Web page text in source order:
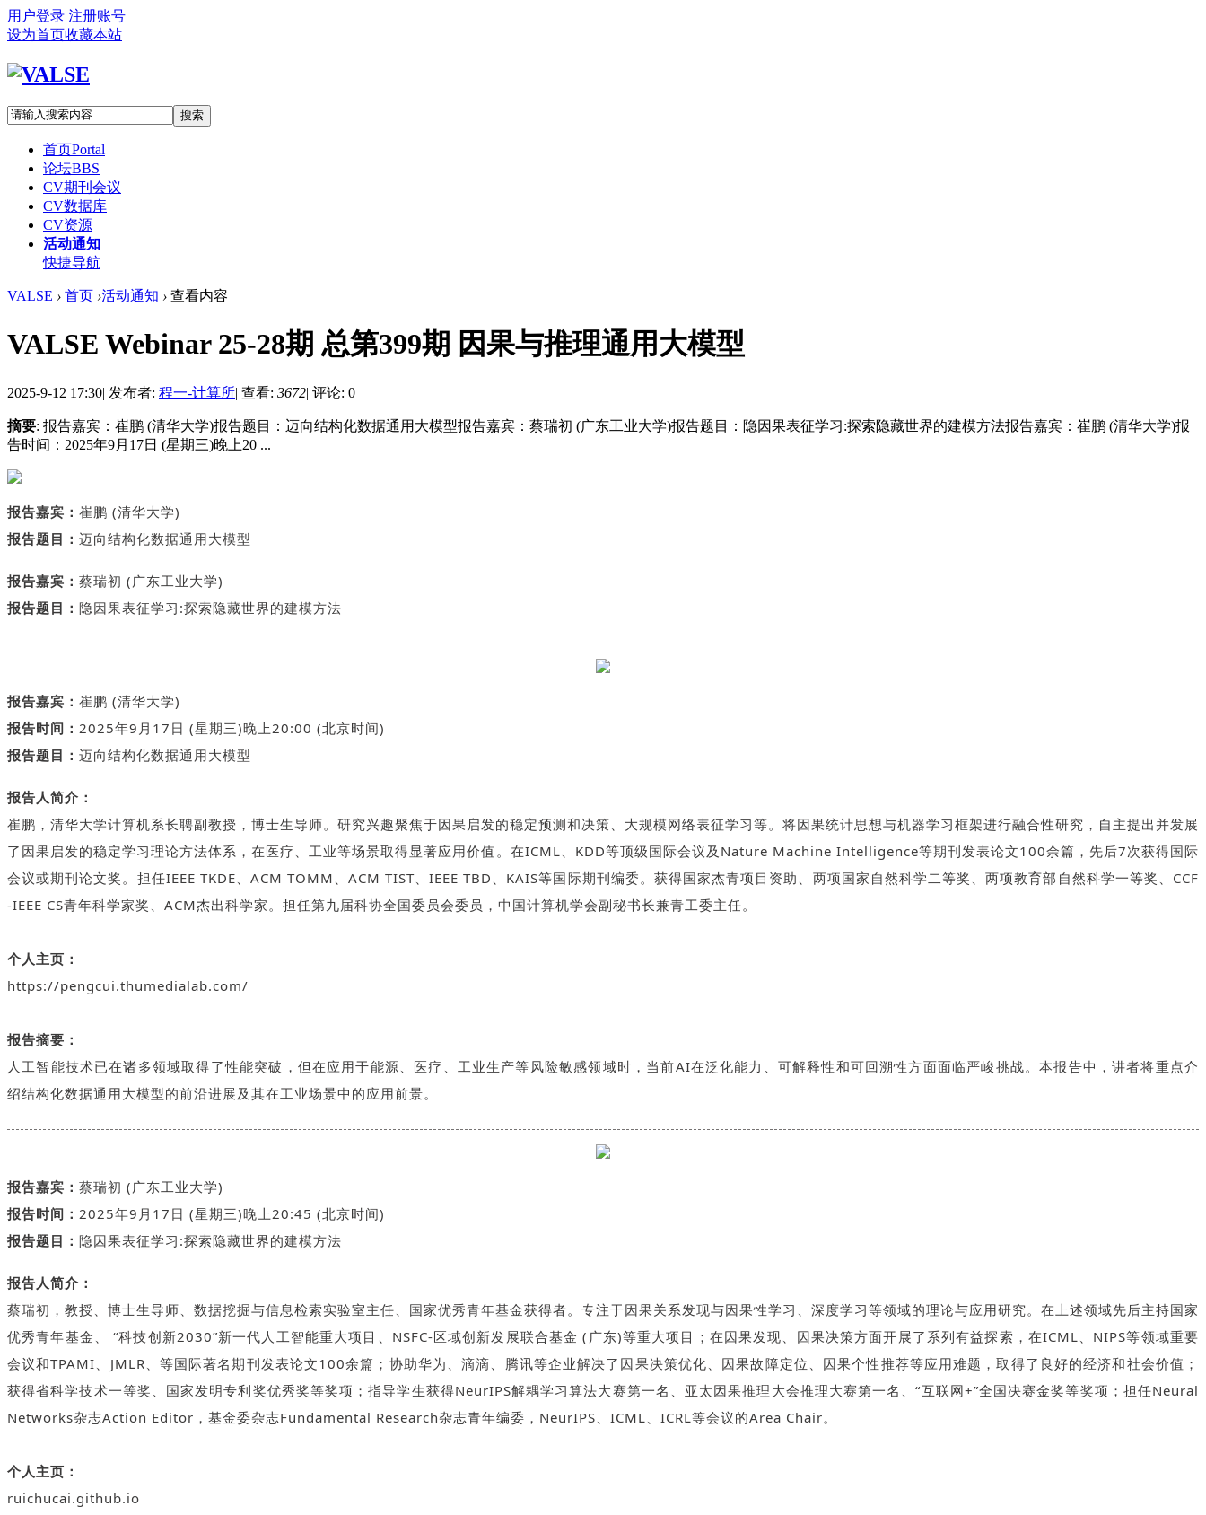
用户登录 注册账号
设为首页收藏本站
搜索
首页Portal
论坛BBS
CV期刊会议
CV数据库
CV资源
活动通知
快捷导航
VALSE › 首页 ›活动通知 › 查看内容
VALSE Webinar 25-28期 总第399期 因果与推理通用大模型
2025-9-12 17:30| 发布者: 程一-计算所| 查看: 3672| 评论: 0
摘要: 报告嘉宾：崔鹏 (清华大学)报告题目：迈向结构化数据通用大模型报告嘉宾：蔡瑞初 (广东工业大学)报告题目：隐因果表征学习:探索隐藏世界的建模方法报告嘉宾：崔鹏 (清华大学)报
告时间：2025年9月17日 (星期三)晚上20 ...
报告嘉宾： 崔鹏 (清华大学)
报告题目： 迈向结构化数据通用大模型
报告嘉宾： 蔡瑞初 (广东工业大学)
报告题目： 隐因果表征学习:探索隐藏世界的建模方法
报告嘉宾： 崔鹏 (清华大学)
报告时间： 2025年9月17日 (星期三)晚上20:00 (北京时间)
报告题目： 迈向结构化数据通用大模型
报告人简介：
崔鹏，清华大学计算机系长聘副教授，博士生导师。研究兴趣聚焦于因果启发的稳定预测和决策、大规模网络表征学习等。将因果统计思想与机器学习框架进行融合性研究，自主提出并发展
了因果启发的稳定学习理论方法体系，在医疗、工业等场景取得显著应用价值。在ICML、KDD等顶级国际会议及Nature Machine Intelligence等期刊发表论文100余篇，先后7次获得国际
会议或期刊论文奖。担任IEEE TKDE、ACM TOMM、ACM TIST、IEEE TBD、KAIS等国际期刊编委。获得国家杰青项目资助、两项国家自然科学二等奖、两项教育部自然科学一等奖、CCF
-IEEE CS青年科学家奖、ACM杰出科学家。担任第九届科协全国委员会委员，中国计算机学会副秘书长兼青工委主任。
个人主页：
https://pengcui.thumedialab.com/
报告摘要：
人工智能技术已在诸多领域取得了性能突破，但在应用于能源、医疗、工业生产等风险敏感领域时，当前AI在泛化能力、可解释性和可回溯性方面面临严峻挑战。本报告中，讲者将重点介
绍结构化数据通用大模型的前沿进展及其在工业场景中的应用前景。
报告嘉宾： 蔡瑞初 (广东工业大学)
报告时间： 2025年9月17日 (星期三)晚上20:45 (北京时间)
报告题目： 隐因果表征学习:探索隐藏世界的建模方法
报告人简介：
蔡瑞初，教授、博士生导师、数据挖掘与信息检索实验室主任、国家优秀青年基金获得者。专注于因果关系发现与因果性学习、深度学习等领域的理论与应用研究。在上述领域先后主持国家
优秀青年基金、 “科技创新2030”新一代人工智能重大项目、NSFC-区域创新发展联合基金 (广东)等重大项目；在因果发现、因果决策方面开展了系列有益探索，在ICML、NIPS等领域重要
会议和TPAMI、JMLR、等国际著名期刊发表论文100余篇；协助华为、滴滴、腾讯等企业解决了因果决策优化、因果故障定位、因果个性推荐等应用难题，取得了良好的经济和社会价值；
获得省科学技术一等奖、国家发明专利奖优秀奖等奖项；指导学生获得NeurIPS解耦学习算法大赛第一名、亚太因果推理大会推理大赛第一名、“互联网+”全国决赛金奖等奖项；担任Neural
Networks杂志Action Editor，基金委杂志Fundamental Research杂志青年编委，NeurIPS、ICML、ICRL等会议的Area Chair。
个人主页：
ruichucai.github.io